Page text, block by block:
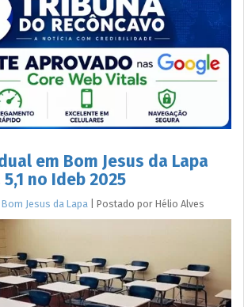
em Bom Jesus da Lapa
no Ideb 2025
Bom Jesus da Lapa Postado por Hélio Alves